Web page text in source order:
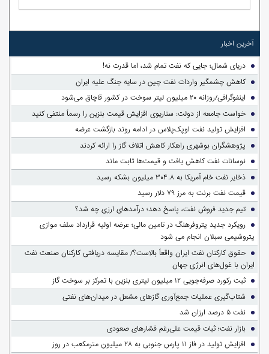
آخرین اخبار
دریای شمال؛ جایی که نفت تمام شد، اما قدرت نه!
کاهش چشمگیر واردات نفت چین در سایه جنگ علیه ایران
اینفوگرافی/روزانه ۲۰ میلیون لیتر سوخت در کشور قاچاق می‌شود
خواست جامعه از دولت: سناریوی افزایش قیمت بنزین را رسماً منتفی کنید
افزایش تولید نفت اوپک‌پلاس در ادامه روند بازگشت عرضه
پژوهشگران بوشهری راهکار کاهش اتلاف گاز را ارائه کردند
نوسانات نفت کاهش یافت و قیمت‌ها ثابت ماند
ذخایر نفت خام آمریکا به ۳۰۴.۸ میلیون بشکه رسید
قیمت نفت برنت به مرز ۷۹ دلار رسید
تیم جدید فروش نفت، پاسخ دهد؛ درآمدهای ارزی چه شد؟
رویکرد جدید پتروفرهنگ در تامین مالی؛ عرضه اولیه قرارداد سلف موازی
پتروشیمی سبلان انجام می شود
حقوق کارکنان نفت ایران واقعاً بالاست؟/ مقایسه دریافتی کارکنان صنعت نفت
ایران با غول‌های انرژی جهان
ثبت رکورد صرفه‌جویی ۱۲ میلیون لیتری بنزین با تمرکز بر سوخت گاز
شتاب‌گیری عملیات جمع‌آوری گازهای مشعل در میدان‌های نفتی
نفت ۵ درصد ارزان شد
بازار نفت؛ ثبات قیمت علی‌رغم فشارهای صعودی
افزایش تولید در فاز ۱۱ پارس جنوبی به ۲۸ میلیون مترمکعب در روز